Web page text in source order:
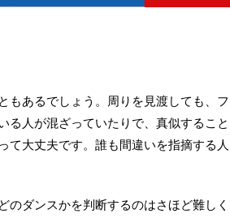
もあるでしょう。周りを見渡しても、フ
る人が混ざっていたりで、真似すること
て大丈夫です。誰も間違いを指摘する人
ダンスかを判断するのはさほど難しく